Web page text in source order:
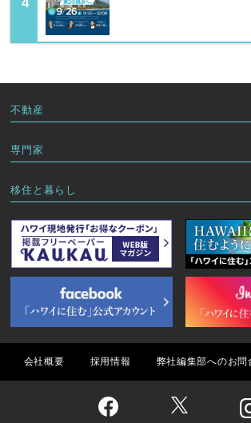
不動産
専門家
移住と暮らし
会社概要 採用情報 弊社編集部へのお問